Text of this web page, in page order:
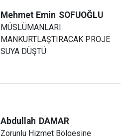
Mehmet Emin SOFUOĞLU
MÜSLÜMANLARI
MANKURTLAŞTIRACAK PROJE
SUYA DÜŞTÜ
Abdullah DAMAR
Zorunlu Hizmet Bölgesine